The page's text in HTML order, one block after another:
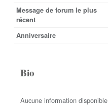
Message de forum le plus
récent
Anniversaire
Bio
Aucune information disponible